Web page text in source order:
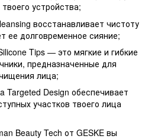
устройства;
восстанавливает чистоту
ее долговременное сияние;
Tips — это мягкие и гибкие
предназначенные для
лица;
Targeted Design обеспечивает
участков твоего лица
Beauty Tech от GESKE вы